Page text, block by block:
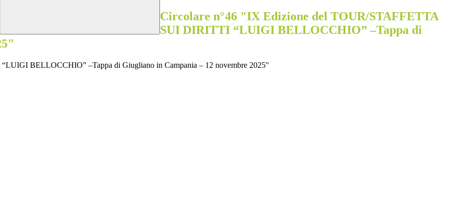
Circolare n°46 "IX Edizione del TOUR/STAFFETTA
SUI DIRITTI “LUIGI BELLOCCHIO” –Tappa di
BELLOCCHIO” –Tappa di Giugliano in Campania – 12 novembre 2025"